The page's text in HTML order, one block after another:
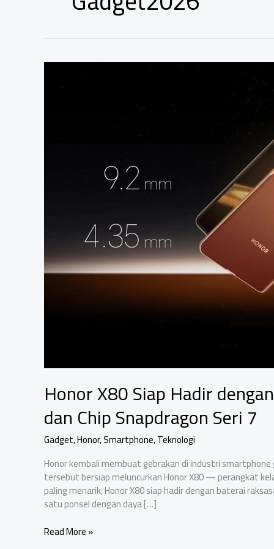
Honor X80 Siap Hadir
dan Chip Snapdragon Seri 7
Gadget,Honor,Smartphone,Teknologi
Honor kembali membuat gebrakan di industri
tersebut bersiap meluncurkan Honor X80 — perangkat
paling menarik, Honor X80 siap hadir dengan baterai
satu ponsel dengan daya […]
Honor
Read More »